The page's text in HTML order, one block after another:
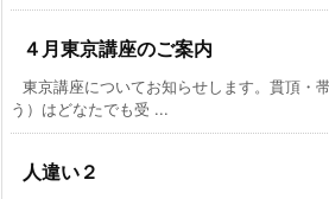
４月東京講座のご案内
東京講座についてお知らせします。貫頂・
う）はどなたでも受 ...
人違い２